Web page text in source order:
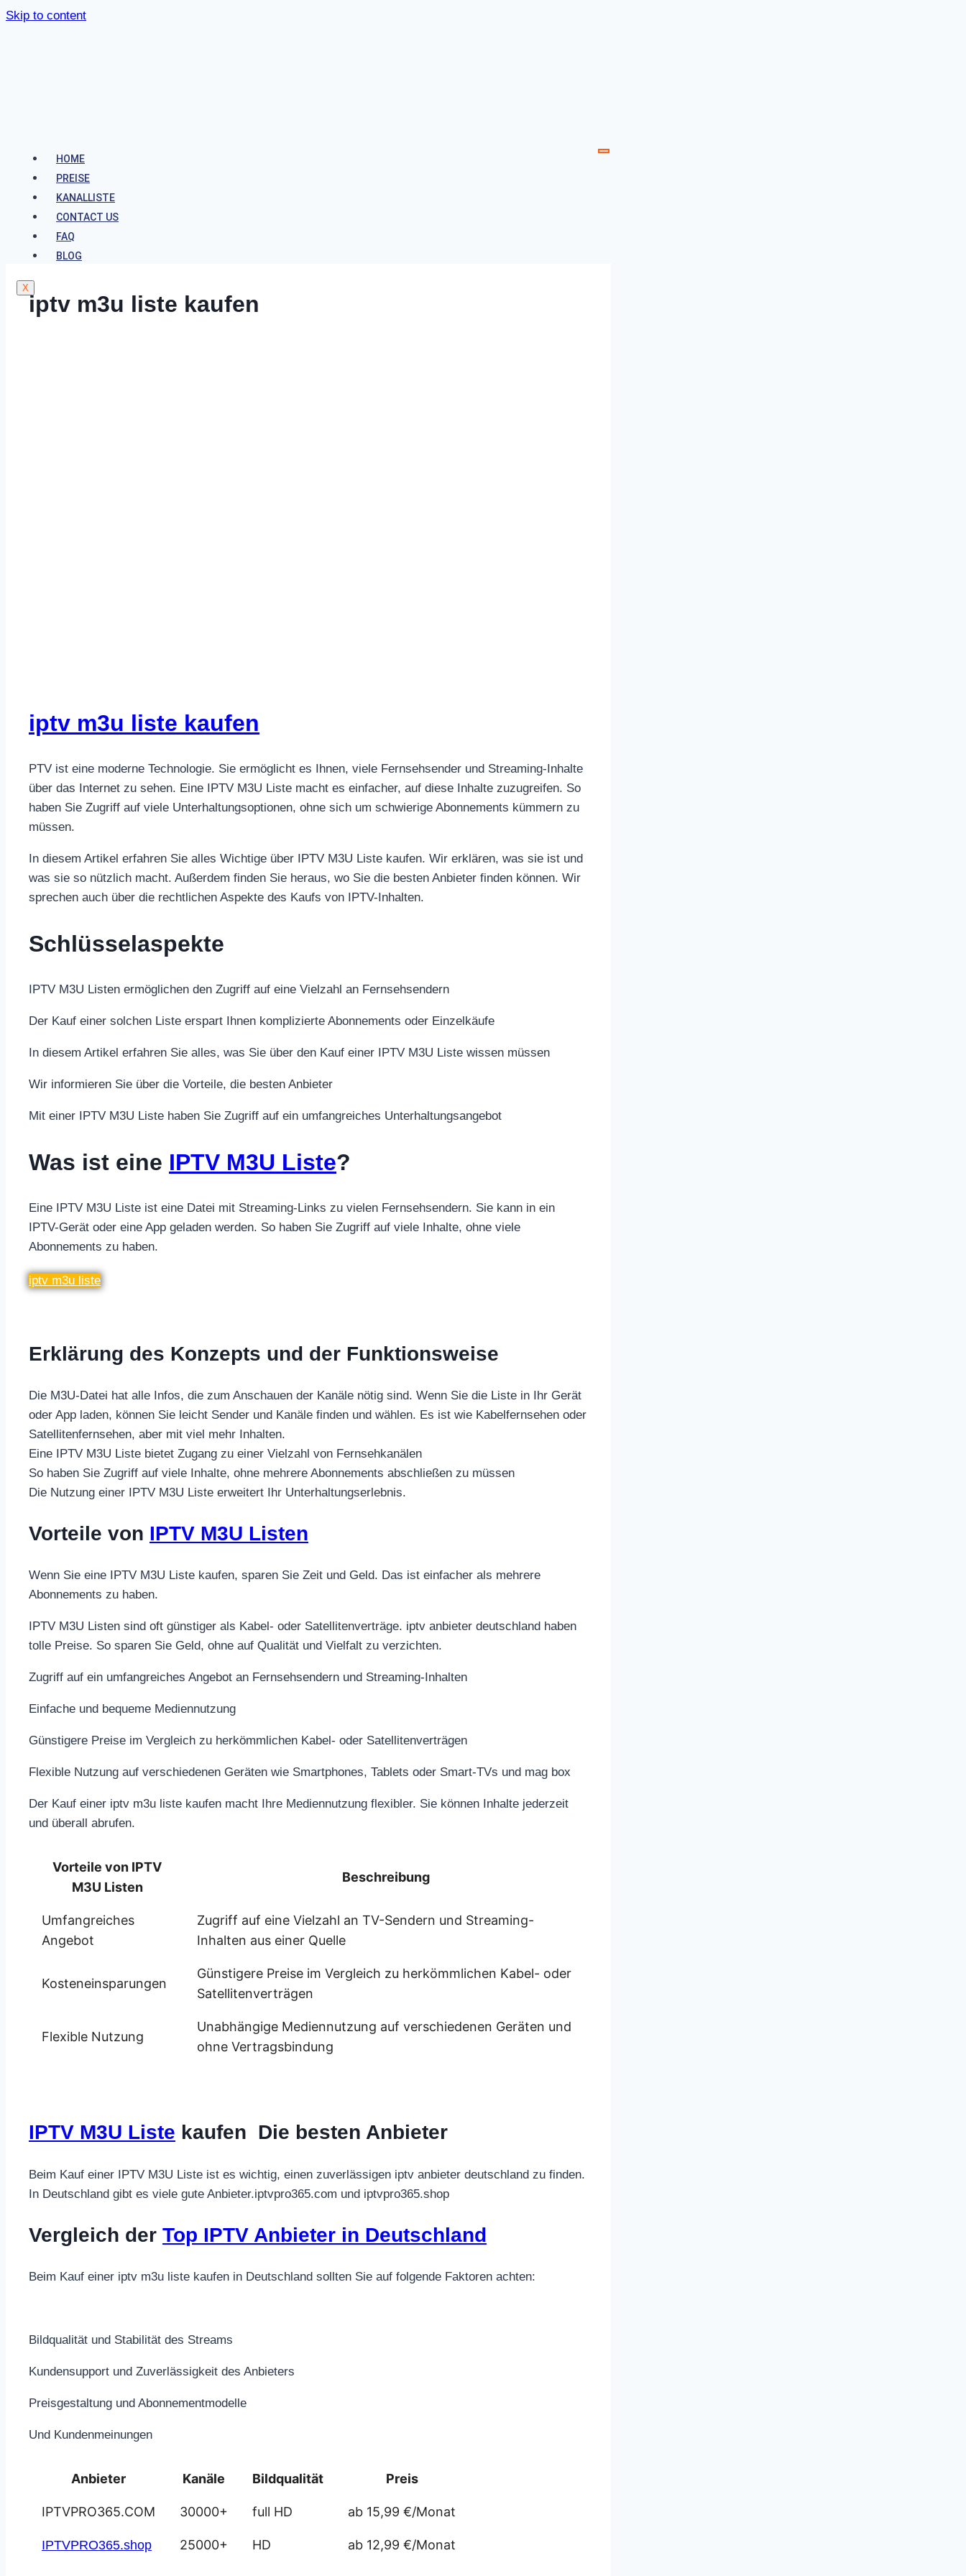
Skip to content
HOME
PREISE
KANALLISTE
CONTACT US
FAQ
BLOG
X
iptv m3u liste kaufen
iptv m3u liste kaufen
PTV ist eine moderne Technologie. Sie ermöglicht es Ihnen, viele Fernsehsender und Streaming-Inhalte
über das Internet zu sehen. Eine IPTV M3U Liste macht es einfacher, auf diese Inhalte zuzugreifen. So
haben Sie Zugriff auf viele Unterhaltungsoptionen, ohne sich um schwierige Abonnements kümmern zu
müssen.
In diesem Artikel erfahren Sie alles Wichtige über IPTV M3U Liste kaufen. Wir erklären, was sie ist und
was sie so nützlich macht. Außerdem finden Sie heraus, wo Sie die besten Anbieter finden können. Wir
sprechen auch über die rechtlichen Aspekte des Kaufs von IPTV-Inhalten.
Schlüsselaspekte
IPTV M3U Listen ermöglichen den Zugriff auf eine Vielzahl an Fernsehsendern
Der Kauf einer solchen Liste erspart Ihnen komplizierte Abonnements oder Einzelkäufe
In diesem Artikel erfahren Sie alles, was Sie über den Kauf einer IPTV M3U Liste wissen müssen
Wir informieren Sie über die Vorteile, die besten Anbieter
Mit einer IPTV M3U Liste haben Sie Zugriff auf ein umfangreiches Unterhaltungsangebot
Was ist eine IPTV M3U Liste?
Eine IPTV M3U Liste ist eine Datei mit Streaming-Links zu vielen Fernsehsendern. Sie kann in ein
IPTV-Gerät oder eine App geladen werden. So haben Sie Zugriff auf viele Inhalte, ohne viele
Abonnements zu haben.
iptv m3u liste
Erklärung des Konzepts und der Funktionsweise
Die M3U-Datei hat alle Infos, die zum Anschauen der Kanäle nötig sind. Wenn Sie die Liste in Ihr Gerät
oder App laden, können Sie leicht Sender und Kanäle finden und wählen. Es ist wie Kabelfernsehen oder
Satellitenfernsehen, aber mit viel mehr Inhalten.
Eine IPTV M3U Liste bietet Zugang zu einer Vielzahl von Fernsehkanälen
So haben Sie Zugriff auf viele Inhalte, ohne mehrere Abonnements abschließen zu müssen
Die Nutzung einer IPTV M3U Liste erweitert Ihr Unterhaltungserlebnis.
Vorteile von IPTV M3U Listen
Wenn Sie eine IPTV M3U Liste kaufen, sparen Sie Zeit und Geld. Das ist einfacher als mehrere
Abonnements zu haben.
IPTV M3U Listen sind oft günstiger als Kabel- oder Satellitenverträge. iptv anbieter deutschland haben
tolle Preise. So sparen Sie Geld, ohne auf Qualität und Vielfalt zu verzichten.
Zugriff auf ein umfangreiches Angebot an Fernsehsendern und Streaming-Inhalten
Einfache und bequeme Mediennutzung
Günstigere Preise im Vergleich zu herkömmlichen Kabel- oder Satellitenverträgen
Flexible Nutzung auf verschiedenen Geräten wie Smartphones, Tablets oder Smart-TVs und mag box
Der Kauf einer iptv m3u liste kaufen macht Ihre Mediennutzung flexibler. Sie können Inhalte jederzeit
und überall abrufen.
Vorteile von IPTV
M3U Listen
Beschreibung
Umfangreiches
Angebot
Zugriff auf eine Vielzahl an TV-Sendern und Streaming-
Inhalten aus einer Quelle
Kosteneinsparungen
Günstigere Preise im Vergleich zu herkömmlichen Kabel- oder
Satellitenverträgen
Flexible Nutzung
Unabhängige Mediennutzung auf verschiedenen Geräten und
ohne Vertragsbindung
IPTV M3U Liste kaufen Die besten Anbieter
Beim Kauf einer IPTV M3U Liste ist es wichtig, einen zuverlässigen iptv anbieter deutschland zu finden.
In Deutschland gibt es viele gute Anbieter.iptvpro365.com und iptvpro365.shop
Vergleich der Top IPTV Anbieter in Deutschland
Beim Kauf einer iptv m3u liste kaufen in Deutschland sollten Sie auf folgende Faktoren achten:
Bildqualität und Stabilität des Streams
Kundensupport und Zuverlässigkeit des Anbieters
Preisgestaltung und Abonnementmodelle
Und Kundenmeinungen
Anbieter Kanäle Bildqualität Preis
IPTVPRO365.COM 30000+ full HD ab 15,99 €/Monat
IPTVPRO365.shop 25000+ HD ab 12,99 €/Monat